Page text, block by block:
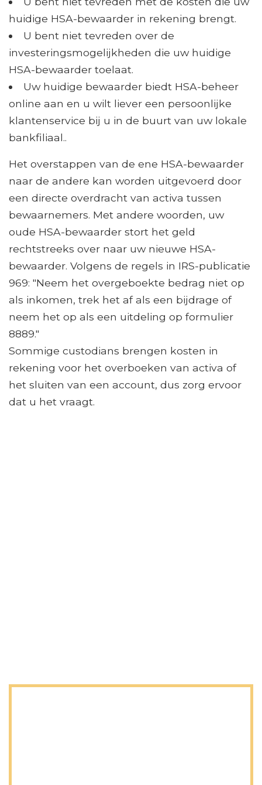
huidige HSA-bewaarder in rekening brengt.
U bent niet tevreden over de
investeringsmogelijkheden die uw huidige
HSA-bewaarder toelaat.
Uw huidige bewaarder biedt HSA-beheer
online aan en u wilt liever een persoonlijke
klantenservice bij u in de buurt van uw lokale
bankfiliaal..
Het overstappen van de ene HSA-bewaarder
naar de andere kan worden uitgevoerd door
een directe overdracht van activa tussen
bewaarnemers. Met andere woorden, uw
oude HSA-bewaarder stort het geld
rechtstreeks over naar uw nieuwe HSA-
bewaarder. Volgens de regels in IRS-publicatie
969: "Neem het overgeboekte bedrag niet op
als inkomen, trek het af als een bijdrage of
neem het op als een uitdeling op formulier
8889."
Sommige custodians brengen kosten in
rekening voor het overboeken van activa of
het sluiten van een account, dus zorg ervoor
dat u het vraagt.